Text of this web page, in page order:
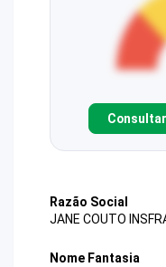
Razão Social
JANE COUTO
Nome Fantasia